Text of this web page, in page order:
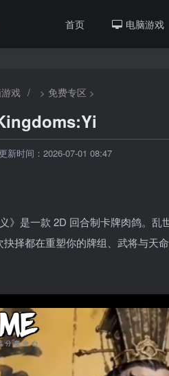
首页 电脑游戏
戏 / > 免费专区 >
新时间：2026-07-01 08:47
》是一款 2D 回合制卡牌肉鸽。
择都在重塑你的牌组、武将与天命